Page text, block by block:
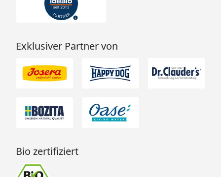
Exklusiver Partner von
Bio zertifiziert